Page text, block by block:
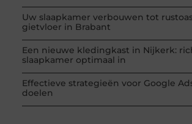
Uw slaapkamer verbouwen tot
gietvloer in Brabant
Een nieuwe kledingkast in Nijkerk:
slaapkamer optimaal in
Effectieve strategieën voor Google
doelen